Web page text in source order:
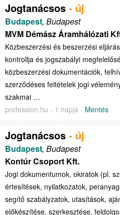
Jogtanácsos - új
Budapest, Budapest
MVM Démász Áramhálózati
Közbeszerzési és beszerzési
kontrollja és jogszabályi
közbeszerzési dokumentációk,
szerződéses feltételek jogi
szakmai …
profession.hu - 1 napja - Mentés
Jogtanácsos - új
Budapest, Budapest
Kontúr Csoport Kft.
Jogi dokumentumok, okiratok (pl.
értesítések, nyilatkozatok,
segítő szabályzatok, utasítások,
előkészítése, szerkesztése,